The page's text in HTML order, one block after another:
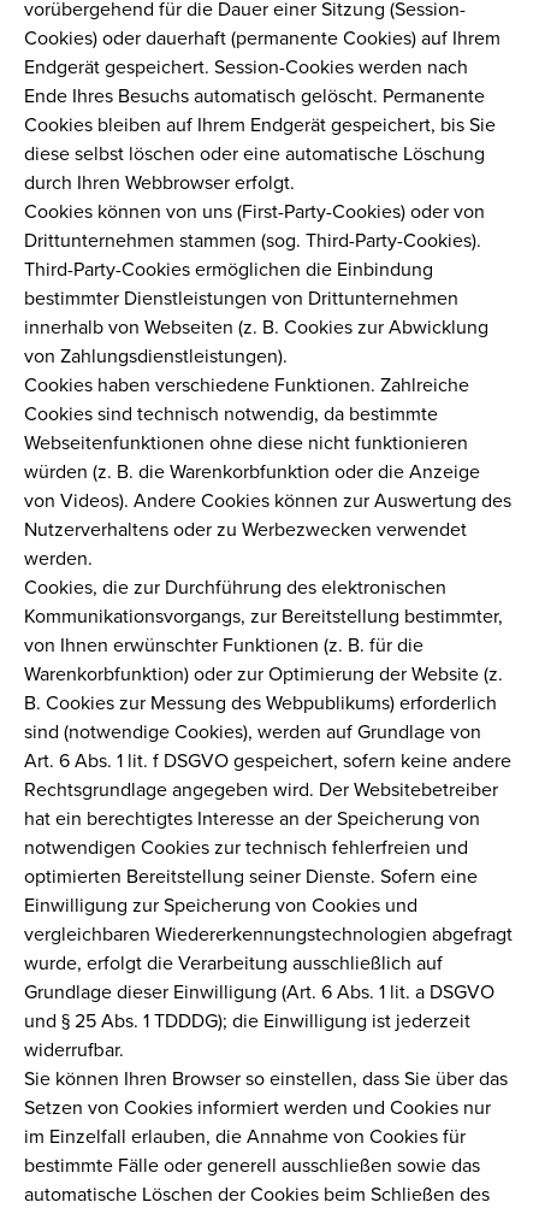
vorübergehend für die Dauer einer Sitzung (Session-
Cookies) oder dauerhaft (permanente Cookies) auf Ihrem
Endgerät gespeichert. Session-Cookies werden nach
Ende Ihres Besuchs automatisch gelöscht. Permanente
Cookies bleiben auf Ihrem Endgerät gespeichert, bis Sie
diese selbst löschen oder eine automatische Löschung
durch Ihren Webbrowser erfolgt.
Cookies können von uns (First-Party-Cookies) oder von
Drittunternehmen stammen (sog. Third-Party-Cookies).
Third-Party-Cookies ermöglichen die Einbindung
bestimmter Dienstleistungen von Drittunternehmen
innerhalb von Webseiten (z. B. Cookies zur Abwicklung
von Zahlungsdienstleistungen).
Cookies haben verschiedene Funktionen. Zahlreiche
Cookies sind technisch notwendig, da bestimmte
Webseitenfunktionen ohne diese nicht funktionieren
würden (z. B. die Warenkorbfunktion oder die Anzeige
von Videos). Andere Cookies können zur Auswertung des
Nutzerverhaltens oder zu Werbezwecken verwendet
werden.
Cookies, die zur Durchführung des elektronischen
Kommunikationsvorgangs, zur Bereitstellung bestimmter,
von Ihnen erwünschter Funktionen (z. B. für die
Warenkorbfunktion) oder zur Optimierung der Website (z.
B. Cookies zur Messung des Webpublikums) erforderlich
sind (notwendige Cookies), werden auf Grundlage von
Art. 6 Abs. 1 lit. f DSGVO gespeichert, sofern keine andere
Rechtsgrundlage angegeben wird. Der Websitebetreiber
hat ein berechtigtes Interesse an der Speicherung von
notwendigen Cookies zur technisch fehlerfreien und
optimierten Bereitstellung seiner Dienste. Sofern eine
Einwilligung zur Speicherung von Cookies und
vergleichbaren Wiedererkennungstechnologien abgefragt
wurde, erfolgt die Verarbeitung ausschließlich auf
Grundlage dieser Einwilligung (Art. 6 Abs. 1 lit. a DSGVO
und § 25 Abs. 1 TDDDG); die Einwilligung ist jederzeit
widerrufbar.
Sie können Ihren Browser so einstellen, dass Sie über das
Setzen von Cookies informiert werden und Cookies nur
im Einzelfall erlauben, die Annahme von Cookies für
bestimmte Fälle oder generell ausschließen sowie das
automatische Löschen der Cookies beim Schließen des